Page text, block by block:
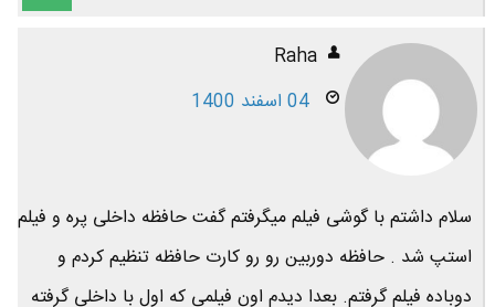
Raha
04 اسفند 1400
سلام داشتم با گوشی فیلم میگرفتم گفت حافظه داخلی پره و فیلم
استپ شد . حافظه دوربین رو رو کارت حافظه تنظیم کردم و
دوباده فیلم گرفتم. بعدا دیدم اون فیلمی که اول با داخلی گرفته